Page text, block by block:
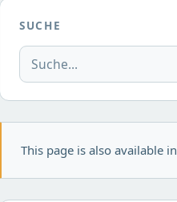
SUCHE
This page is also available in